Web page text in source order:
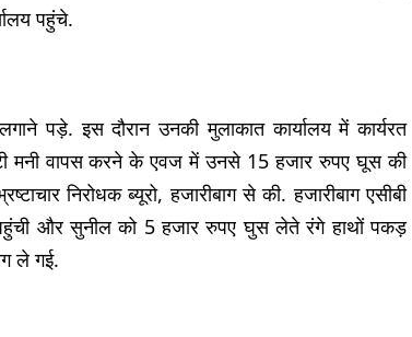
पहुंचे.
पड़े. इस दौरान उनकी मुलाकात कार्यालय में कार्यरत
मनी वापस करने के एवज में उनसे 15 हजार रुपए घूस की
निरोधक ब्यूरो, हजारीबाग से की. हजारीबाग एसीबी
पहुंची और सुनील को 5 हजार रुपए घुस लेते रंगे हाथों पकड़
ले गई.